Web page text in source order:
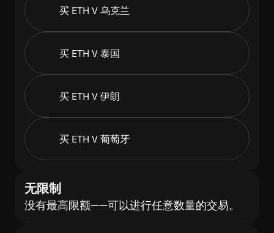
买 ETH V 乌克兰
买 ETH V 泰国
买 ETH V 伊朗
买 ETH V 葡萄牙
无限制
没有最高限额——可以进行任意数量的交易。